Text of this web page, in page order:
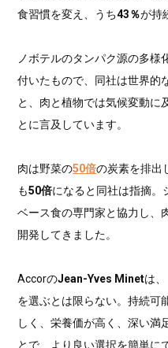
食習慣を変え、うち43％が持
ノボテルのタンパク源の多様
付いたもので、同社は世界的
と、肉と植物では気候変動に
とに言及しています。
肉は野菜の50倍の炭素を排出
も50倍になると同社は指摘。
ベース食の専門家と協力し、
開発してきました。
AccorのJean-Yves Minetは
を選ぶとは限らない。持続可
しく、栄養価が高く、深い満
とで、より良い選択を簡単に